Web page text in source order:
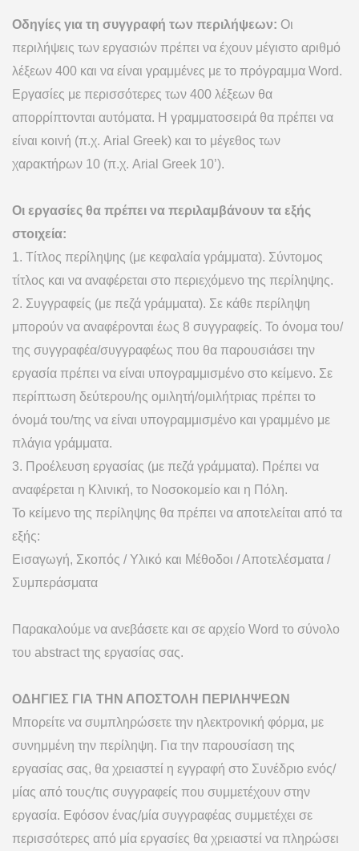
Οδηγίες για τη συγγραφή των περιλήψεων: Οι
περιλήψεις των εργασιών πρέπει να έχουν μέγιστο αριθμό
λέξεων 400 και να είναι γραμμένες με το πρόγραμμα Word.
Εργασίες με περισσότερες των 400 λέξεων θα
απορρίπτονται αυτόματα. Η γραμματοσειρά θα πρέπει να
είναι κοινή (π.χ. Arial Greek) και το μέγεθος των
χαρακτήρων 10 (π.χ. Arial Greek 10’).
Οι εργασίες θα πρέπει να περιλαμβάνουν τα εξής
στοιχεία:
1. Τίτλος περίληψης (με κεφαλαία γράμματα). Σύντομος
τίτλος και να αναφέρεται στο περιεχόμενο της περίληψης.
2. Συγγραφείς (με πεζά γράμματα). Σε κάθε περίληψη
μπορούν να αναφέρονται έως 8 συγγραφείς. Το όνομα του/
της συγγραφέα/συγγραφέως που θα παρουσιάσει την
εργασία πρέπει να είναι υπογραμμισμένο στο κείμενο. Σε
περίπτωση δεύτερου/ης ομιλητή/ομιλήτριας πρέπει το
όνομά του/της να είναι υπογραμμισμένο και γραμμένο με
πλάγια γράμματα.
3. Προέλευση εργασίας (με πεζά γράμματα). Πρέπει να
αναφέρεται η Κλινική, το Νοσοκομείο και η Πόλη.
Το κείμενο της περίληψης θα πρέπει να αποτελείται από τα
εξής:
Εισαγωγή, Σκοπός / Υλικό και Μέθοδοι / Αποτελέσματα /
Συμπεράσματα
Παρακαλούμε να ανεβάσετε και σε αρχείο Word το σύνολο
του abstract της εργασίας σας.
ΟΔΗΓΙΕΣ ΓΙΑ ΤΗΝ ΑΠΟΣΤΟΛΗ ΠΕΡΙΛΗΨΕΩΝ
Μπορείτε να συμπληρώσετε την ηλεκτρονική φόρμα, με
συνημμένη την περίληψη. Για την παρουσίαση της
εργασίας σας, θα χρειαστεί η εγγραφή στο Συνέδριο ενός/
μίας από τους/τις συγγραφείς που συμμετέχουν στην
εργασία. Εφόσον ένας/μία συγγραφέας συμμετέχει σε
περισσότερες από μία εργασίες θα χρειαστεί να πληρώσει